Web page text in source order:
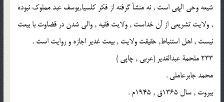
شيعه وحى الهى است , نه منشأ گرفته از فكر كلسيا,يوسف عبد مملوك نبوده
, ولايت تشريعى از آن خداست , ولايت فقيه , والى شدن در قضاوت با بيعت
نيست , اهل استنباط, حقيقت ولايت , بيعت غدير اجازه و روايت است .
233 ملحمة عبدالغدير (عربى , چاپى )
محمد جابرعاملى .
بيروت , سال 1365ق , 1945م .